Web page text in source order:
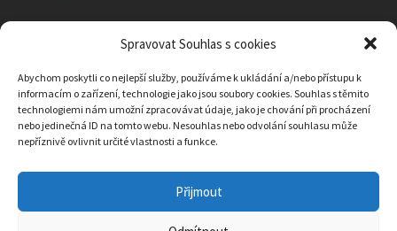
Spravovat Souhlas s cookies
Abychom poskytli co nejlepší služby, používáme k ukládání a/nebo přístupu k
informacím o zařízení, technologie jako jsou soubory cookies. Souhlas s těmito
technologiemi nám umožní zpracovávat údaje, jako je chování při procházení
nebo jedinečná ID na tomto webu. Nesouhlas nebo odvolání souhlasu může
nepříznivě ovlivnit určité vlastnosti a funkce.
Přijmout
KONTAKTNÍ INFORMACE
Obec Klášter Hradiště nad Jizerou
Klášter Hradiště nad Jizerou 2, 294 15 Klášter Hradiště nad Jizerou
IČO: 00238007